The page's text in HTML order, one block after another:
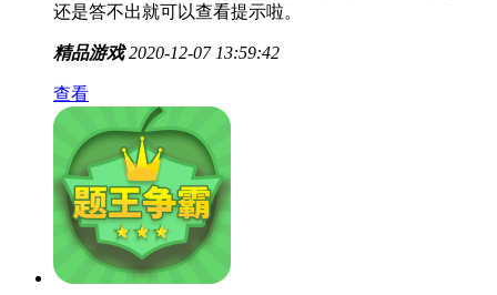
还是答不出就可以查看提示啦。
精品游戏 2020-12-07 13:59:42
查看